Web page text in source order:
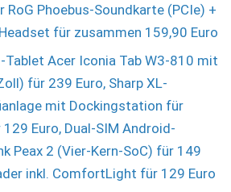
RoG Phoebus-Soundkarte (PCIe) +
für zusammen 159,90 Euro
Tablet Acer Iconia Tab W3-810 mit
für 239 Euro, Sharp XL-
mit Dockingstation für
Euro, Dual-SIM Android-
Peax 2 (Vier-Kern-SoC) für 149
inkl. ComfortLight für 129 Euro